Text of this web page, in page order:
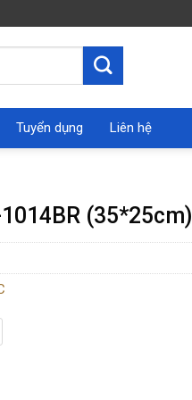
Tuyển dụng Liên hệ
(35*25cm)